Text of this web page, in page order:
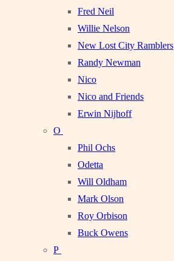
Fred Neil
Willie Nelson
New Lost City Ramblers
Randy Newman
Nico
Nico and Friends
Erwin Nijhoff
O
Phil Ochs
Odetta
Will Oldham
Mark Olson
Roy Orbison
Buck Owens
P